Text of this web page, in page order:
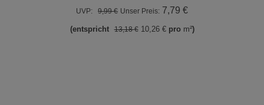
UVP: 9,99€ Ursprünglicher
war:
Unser Preis: 7,79 €Aktueller
ist:
(entspricht 13,18€ 10,26 €pro m²)